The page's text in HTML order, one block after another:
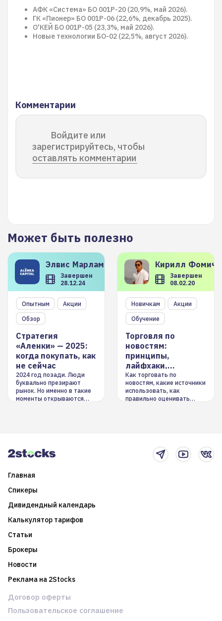
АФК «Система» БО 001P-20 (20,9%, май 2026).
ГК «Пионер» БО 001P-06 (22,6%, декабрь 2025).
О'КЕЙ БО 001Р-05 (23,3%, май 2026).
Новые технологии БO-02 (22,5%, август 2026).
Комментарии
Войдите или
зарегистрируйтесь, чтобы
оставлять комментарии
Может быть полезно
Элвис Марламов
Завершен
28.12.24
Опытным
Акции
Обзор
Стратегия
«Аленки» — 2025:
когда покупать, как
не сейчас
2024 год позади. Люди
буквально презирают
рынок. Но именно в такие
моменты открываются
Кирилл
Завершен
08.02.20
Новичкам
Акции
Обучение
Торговля по
новостям:
принципы,
лайфхаки,
инструменты
Как торговать по
новостям, какие источники
использовать, как
правильно оценивать
Главная
Спикеры
Дивидендный календарь
Калькулятор тарифов
Статьи
Брокеры
Новости
Реклама на 2Stocks
Договор оферты
Пользовательское соглашение